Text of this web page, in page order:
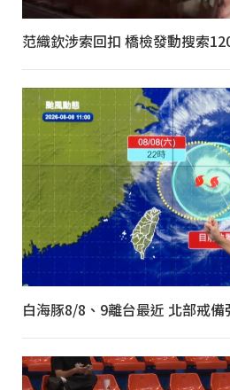
范織欽涉索回扣 橋檢發動搜索
白海豚8/8、9離台最近 北部戒備